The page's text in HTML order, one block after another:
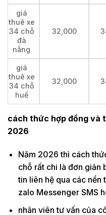
giá
thuê xe
34 chỗ
đà
nẳng
32,000
giá
thuê xe
34 chỗ
huế
32,000
cách thức hợp đồng và
2026
Năm 2026 thì cách
chỗ rất chi là đơn giản
tin liên hệ qua các nền
zalo Messenger SMS
nhân viên tư vấn của